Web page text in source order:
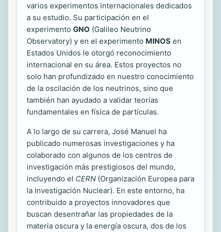
varios experimentos internacionales dedicados
a su estudio. Su participación en el
experimento GNO (Galileo Neutrino
Observatory) y en el experimento MINOS en
Estados Unidos le otorgó reconocimiento
internacional en su área. Estos proyectos no
solo han profundizado en nuestro conocimiento
de la oscilación de los neutrinos, sino que
también han ayudado a validar teorías
fundamentales en física de partículas.
A lo largo de su carrera, José Manuel ha
publicado numerosas investigaciones y ha
colaborado con algunos de los centros de
investigación más prestigiosos del mundo,
incluyendo el CERN (Organización Europea para
la Investigación Nuclear). En este entorno, ha
contribuido a proyectos innovadores que
buscan desentrañar las propiedades de la
materia oscura y la energía oscura, dos de los